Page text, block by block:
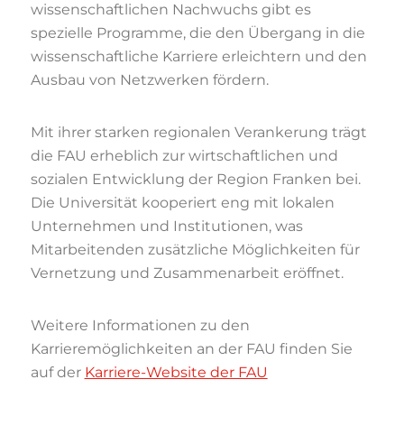
wissenschaftlichen Nachwuchs gibt es
spezielle Programme, die den Übergang in die
wissenschaftliche Karriere erleichtern und den
Ausbau von Netzwerken fördern.
Mit ihrer starken regionalen Verankerung trägt
die FAU erheblich zur wirtschaftlichen und
sozialen Entwicklung der Region Franken bei.
Die Universität kooperiert eng mit lokalen
Unternehmen und Institutionen, was
Mitarbeitenden zusätzliche Möglichkeiten für
Vernetzung und Zusammenarbeit eröffnet.
Weitere Informationen zu den
Karrieremöglichkeiten an der FAU finden Sie
auf der Karriere-Website der FAU